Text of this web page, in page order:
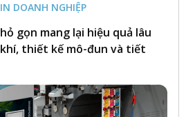
DOANH NGHIỆP
gọn mang lại hiệu quả lâu
thiết kế mô-đun và tiết